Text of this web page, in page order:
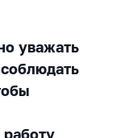
уважать